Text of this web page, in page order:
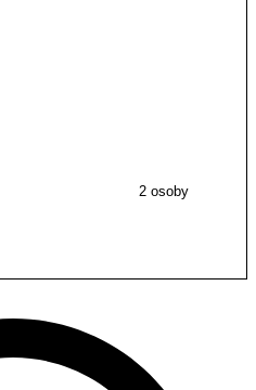
2 osoby